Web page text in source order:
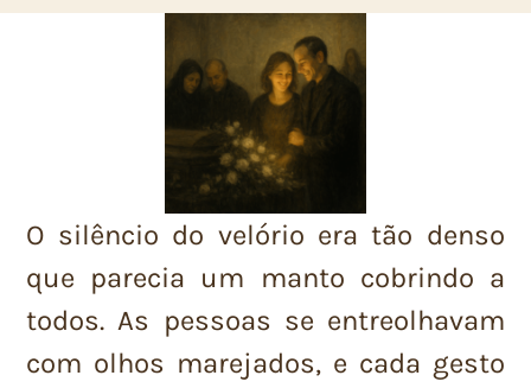
O silêncio do velório era tão denso
que parecia um manto cobrindo a
todos. As pessoas se entreolhavam
com olhos marejados, e cada gesto